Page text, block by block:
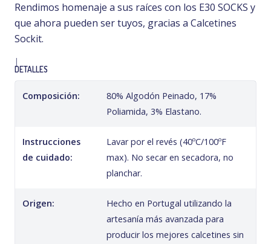
Rendimos homenaje a sus raíces con los E30 SOCKS y
que ahora pueden ser tuyos, gracias a Calcetines
Sockit.
|
DETALLES
Composición:
80% Algodón Peinado, 17%
Poliamida, 3% Elastano.
Instrucciones
de cuidado:
Lavar por el revés (40ºC/100ºF
max). No secar en secadora, no
planchar.
Origen:
Hecho en Portugal utilizando la
artesanía más avanzada para
producir los mejores calcetines sin